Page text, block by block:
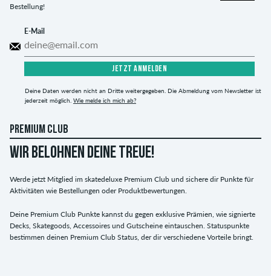
Bestellung!
E-Mail
JETZT ANMELDEN
Deine Daten werden nicht an Dritte weitergegeben. Die Abmeldung vom Newsletter ist
jederzeit möglich. Wie melde ich mich ab?
PREMIUM CLUB
WIR BELOHNEN DEINE TREUE!
Werde jetzt Mitglied im skatedeluxe Premium Club und sichere dir Punkte für
Aktivitäten wie Bestellungen oder Produktbewertungen.
Deine Premium Club Punkte kannst du gegen exklusive Prämien, wie signierte
Decks, Skategoods, Accessoires und Gutscheine eintauschen. Statuspunkte
bestimmen deinen Premium Club Status, der dir verschiedene Vorteile bringt.